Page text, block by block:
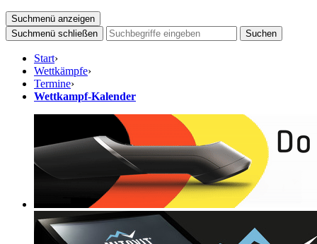
Suchmenü anzeigen
Suchmenü schließen
Suchen
Start›
Wettkämpfe›
Termine›
Wettkampf-Kalender